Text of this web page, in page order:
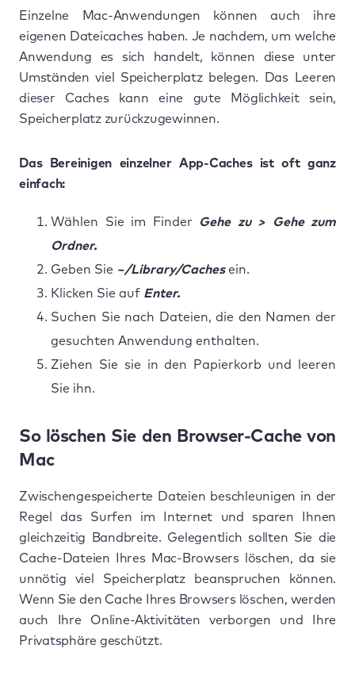
Einzelne Mac-Anwendungen können auch ihre
eigenen Dateicaches haben. Je nachdem, um welche
Anwendung es sich handelt, können diese unter
Umständen viel Speicherplatz belegen. Das Leeren
dieser Caches kann eine gute Möglichkeit sein,
Speicherplatz zurückzugewinnen.
Das Bereinigen einzelner App-Caches ist oft ganz
einfach:
Wählen Sie im Finder
Gehe zu > Gehe zum
Ordner.
Geben Sie ~/Library/Cachesein.
Klicken Sie auf Enter.
Suchen Sie nach Dateien, die den Namen der
gesuchten Anwendung enthalten.
Ziehen Sie sie in den Papierkorb und leeren
Sie ihn.
So löschen Sie den Browser-Cache von
Mac
Zwischengespeicherte Dateien beschleunigen in der
Regel das Surfen im Internet und sparen Ihnen
gleichzeitig Bandbreite. Gelegentlich sollten Sie die
Cache-Dateien Ihres Mac-Browsers löschen, da sie
unnötig viel Speicherplatz beanspruchen können.
Wenn Sie den Cache Ihres Browsers löschen, werden
auch Ihre Online-Aktivitäten verborgen und Ihre
Privatsphäre geschützt.